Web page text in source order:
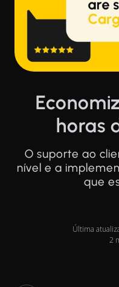
horas
O suporte ao
nível e a
que
Última
2